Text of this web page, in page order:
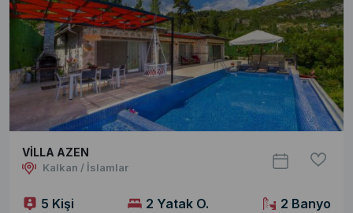
VİLLA AZEN
Kalkan / İslamlar
5 Kişi 2 Yatak O. 2 Banyo